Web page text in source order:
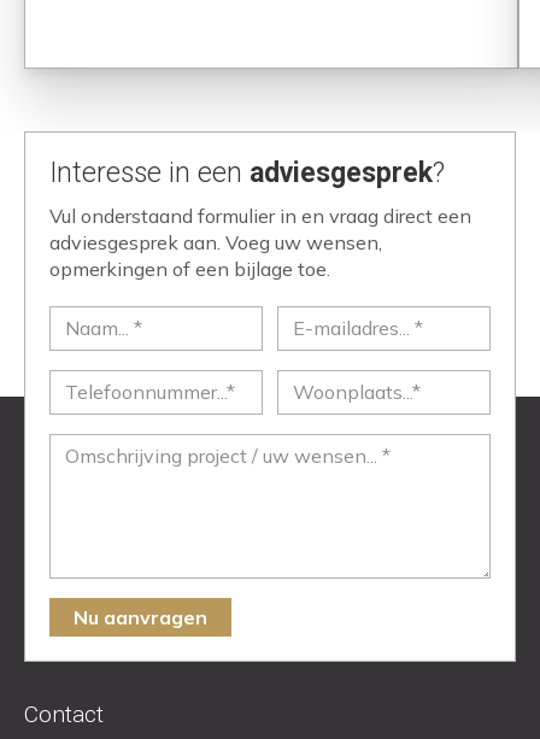
Interesse in een adviesgesprek?
Vul onderstaand formulier in en vraag direct een
adviesgesprek aan. Voeg uw wensen,
opmerkingen of een bijlage toe.
Nu aanvragen
Contact